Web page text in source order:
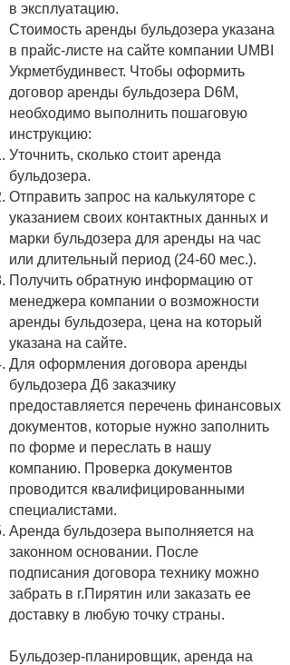
в эксплуатацию.
Стоимость аренды бульдозера указана
в прайс-листе на сайте компании UMBI
Укрметбудинвест. Чтобы оформить
договор аренды бульдозера D6М,
необходимо выполнить пошаговую
инструкцию:
Уточнить, сколько стоит аренда
бульдозера.
​Отправить запрос на калькуляторе с
указанием своих контактных данных и
марки бульдозера для аренды на час
или длительный период (24-60 мес.).
Получить обратную информацию от
менеджера компании о возможности
аренды бульдозера, цена на который
указана на сайте.
Для оформления договора аренды
бульдозера Д6 заказчику
предоставляется перечень финансовых
документов, которые нужно заполнить
по форме и переслать в нашу
компанию. Проверка документов
проводится квалифицированными
специалистами.
Аренда бульдозера выполняется на
законном основании. После
подписания договора технику можно
забрать в г.Пирятин или заказать ее
доставку в любую точку страны.
Бульдозер-планировщик, аренда на